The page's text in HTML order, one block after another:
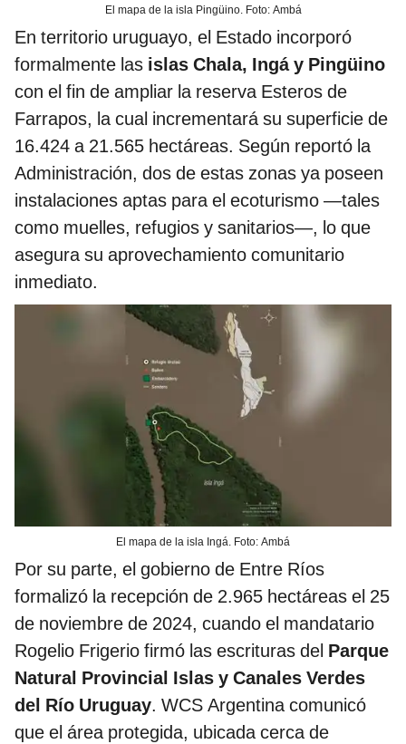
El mapa de la isla Pingüino. Foto: Ambá
En territorio uruguayo, el Estado incorporó
formalmente las islas Chala, Ingá y Pingüino
con el fin de ampliar la reserva Esteros de
Farrapos, la cual incrementará su superficie de
16.424 a 21.565 hectáreas. Según reportó la
Administración, dos de estas zonas ya poseen
instalaciones aptas para el ecoturismo —tales
como muelles, refugios y sanitarios—, lo que
asegura su aprovechamiento comunitario
inmediato.
El mapa de la isla Ingá. Foto: Ambá
Por su parte, el gobierno de Entre Ríos
formalizó la recepción de 2.965 hectáreas el 25
de noviembre de 2024, cuando el mandatario
Rogelio Frigerio firmó las escrituras del Parque
Natural Provincial Islas y Canales Verdes
del Río Uruguay. WCS Argentina comunicó
que el área protegida, ubicada cerca de